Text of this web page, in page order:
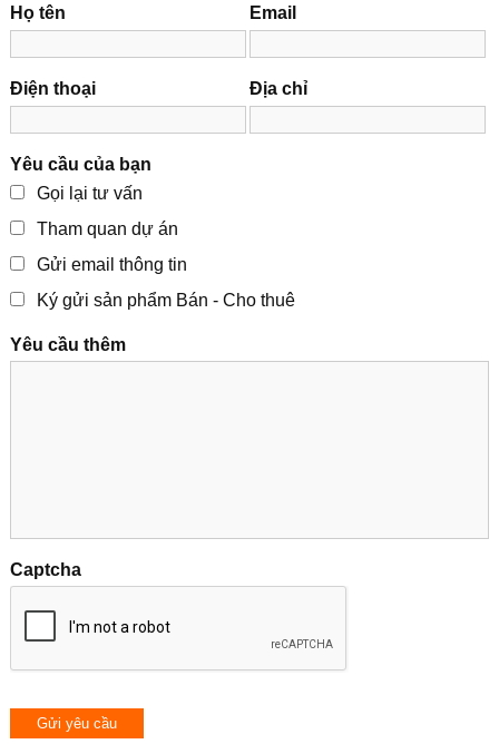
Họ tên Email
Điện thoại Địa chỉ
Yêu cầu của bạn
Gọi lại tư vấn
Tham quan dự án
Gửi email thông tin
Ký gửi sản phẩm Bán - Cho thuê
Yêu cầu thêm
Captcha